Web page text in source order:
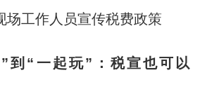
场工作人员宣传税费政策
“一起玩”：税宣也可以